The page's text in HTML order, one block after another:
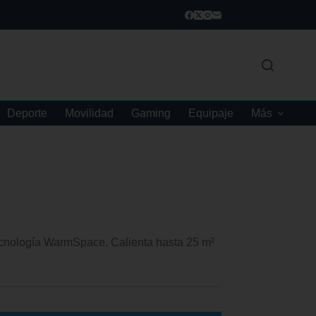
Deporte Movilidad Gaming Equipaje Más
WarmSpace. Calienta hasta 25 m²